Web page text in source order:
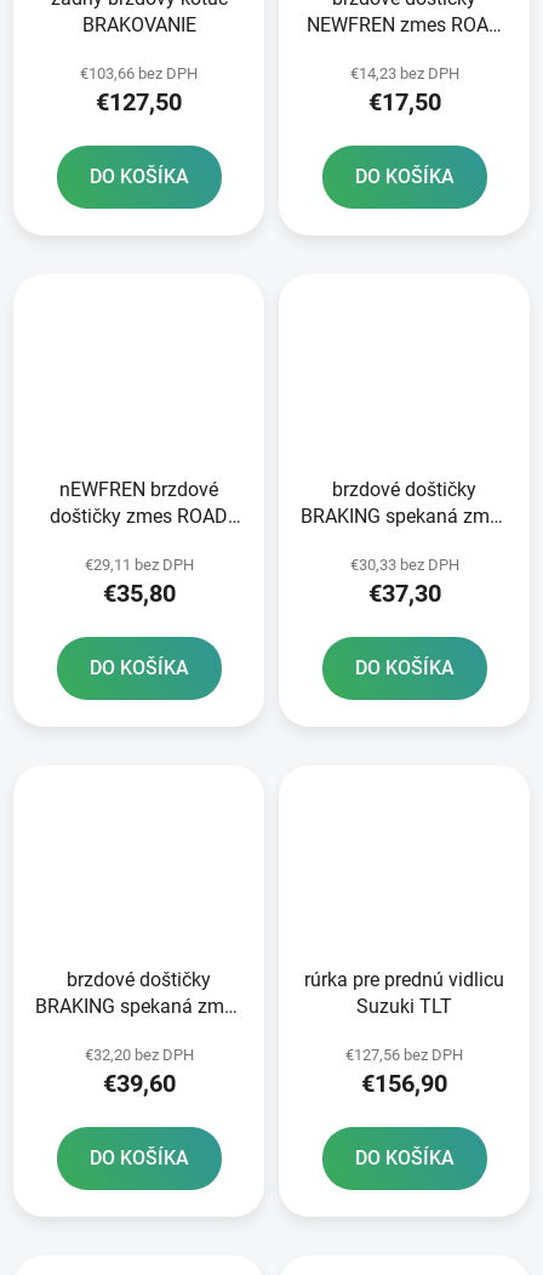
BRAKOVANIE
€103,66 bez DPH
€127,50
DO KOŠÍKA
NEWFREN zmes ROAD
v balení
€14,23 bez DPH
€17,50
DO KOŠÍKA
nEWFREN brzdové
doštičky zmes ROAD
ks v balení
€29,11 bez DPH
€35,80
DO KOŠÍKA
brzdové doštičky
BRAKING spekaná zmes
€30,33 bez DPH
€37,30
DO KOŠÍKA
brzdové doštičky
BRAKING spekaná zmes
€32,20 bez DPH
€39,60
DO KOŠÍKA
rúrka pre prednú vidlicu
Suzuki TLT
€127,56 bez DPH
€156,90
DO KOŠÍKA